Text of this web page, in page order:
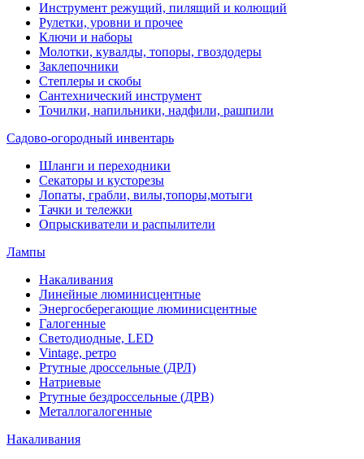
Инструмент режущий, пилящий и колющий
Рулетки, уровни и прочее
Ключи и наборы
Молотки, кувалды, топоры, гвоздодеры
Заклепочники
Степлеры и скобы
Сантехнический инструмент
Точилки, напильники, надфили, рашпили
Садово-огородный инвентарь
Шланги и переходники
Секаторы и кусторезы
Лопаты, грабли, вилы,топоры,мотыги
Тачки и тележки
Опрыскиватели и распылители
Лампы
Накаливания
Линейные люминисцентные
Энергосберегающие люминисцентные
Галогенные
Светодиодные, LED
Vintage, ретро
Ртутные дроссельные (ДРЛ)
Натриевые
Ртутные бездроссельные (ДРВ)
Металлогалогенные
Накаливания